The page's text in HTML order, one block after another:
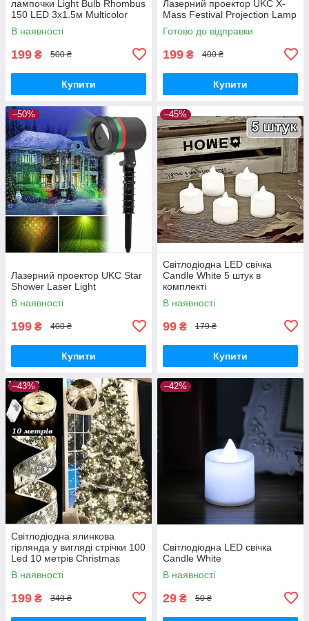
лампочки Light Bulb Rhombus
150 LED 3x1.5м Multicolor
В наявності
199 ₴ 500 ₴
Купити
Лазерний проектор UKC X-
Mass Festival Projection Lamp
Готово до відправки
199 ₴ 400 ₴
Купити
–50%
Лазерний проектор UKC Star
Shower Laser Light
В наявності
199 ₴ 400 ₴
Купити
–45%
Світлодіодна LED свічка
Candle White 5 штук в
комплекті
В наявності
99 ₴ 179 ₴
Купити
–43%
Світлодіодна ялинкова
гірлянда у вигляді стрічки 100
Led 10 метрів Christmas
Decoration White
В наявності
199 ₴ 349 ₴
–42%
Світлодіодна LED свічка
Candle White
В наявності
29 ₴ 50 ₴